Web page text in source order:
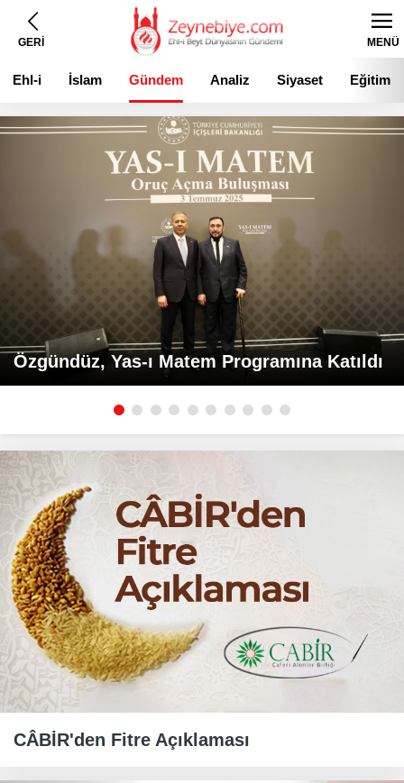
GERİ MENÜ
Ehl-i
Beyt
İslam Gündem Analiz Siyaset Eğitim
Özgündüz, Yas-ı Matem Programına Katıldı
CÂBİR'den Fitre Açıklaması